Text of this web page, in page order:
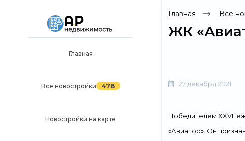
Главная
Все новостройки 478
Новостройки на карте
Главная Все
ЖК
27 декабря 2021
Победителем XXVII
«Авиатор». Он